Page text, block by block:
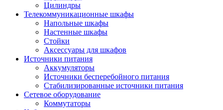
Цилиндры
Телекоммуникационные шкафы
Напольные шкафы
Настенные шкафы
Стойки
Аксессуары для шкафов
Источники питания
Аккумуляторы
Источники бесперебойного питания
Стабилизированные источники питания
Сетевое оборудование
Коммутаторы